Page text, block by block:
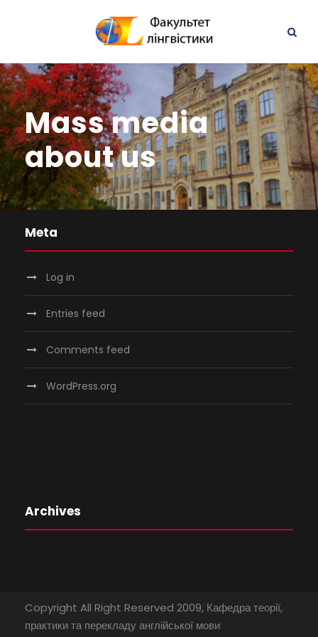
Mass media
about us
Meta
Log in
Entries feed
Comments feed
WordPress.org
Archives
Copyright All Right Reserved 2009, Кафедра теорії,
практики та перекладу англійської мови